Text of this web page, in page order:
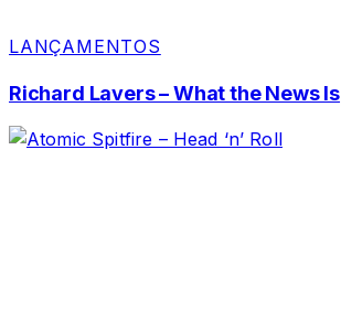
LANÇAMENTOS
Richard Lavers – What the News Is